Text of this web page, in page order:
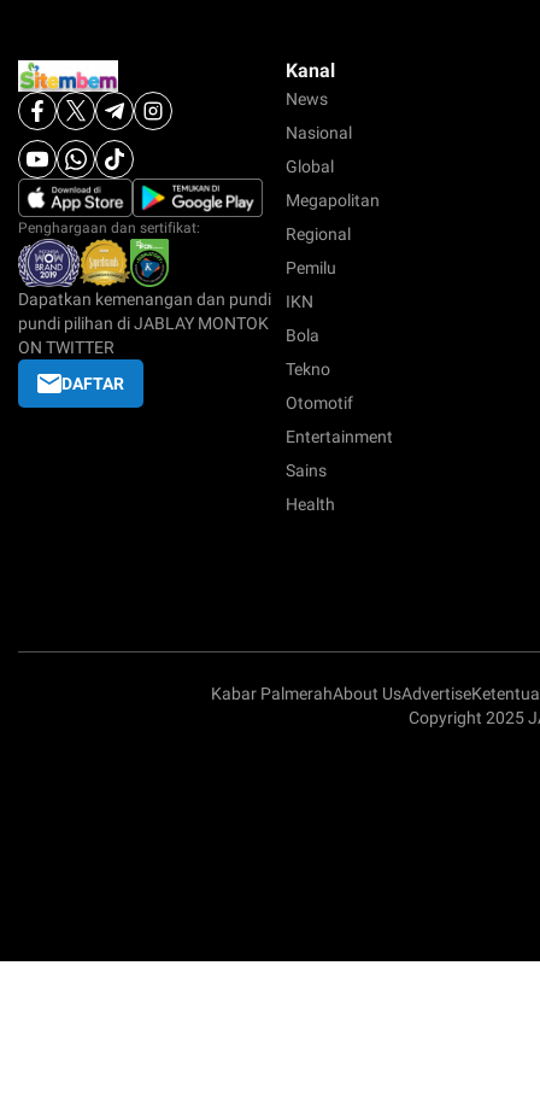
Penghargaan dan sertifikat:
Dapatkan kemenangan dan pundi
pundi pilihan di JABLAY MONTOK
ON TWITTER
DAFTAR
Kanal
News
Nasional
Global
Megapolitan
Regional
Pemilu
IKN
Bola
Tekno
Otomotif
Entertainment
Sains
Health
Kabar PalmerahAbout UsAdvertise
Copyright 2025